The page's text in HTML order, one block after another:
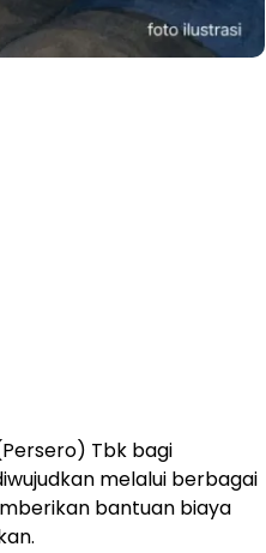
Tbk bagi
melalui berbagai
bantuan biaya